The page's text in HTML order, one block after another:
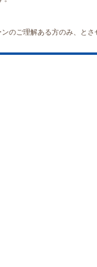
のご理解ある方のみ、とさ